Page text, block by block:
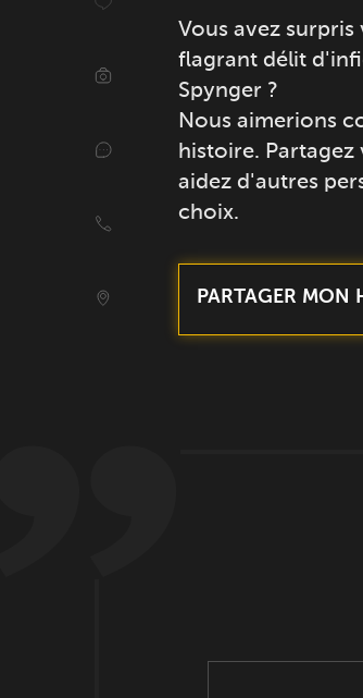
Vous avez
flagrant délit
Spynger ?
Nous aimerions
histoire.
aidez d'autres
choix.
PARTAGER MON